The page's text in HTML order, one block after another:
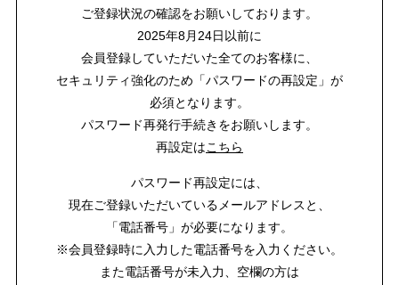
ご登録状況の確認をお願いしております。
2025年8月24日以前に
会員登録していただいた全てのお客様に、
セキュリティ強化のため「パスワードの再設定」が
必須となります。
パスワード再発行手続きをお願いします。
再設定はこちら
パスワード再設定には、
現在ご登録いただいているメールアドレスと、
「電話番号」が必要になります。
※会員登録時に入力した電話番号を入力ください。
また電話番号が未入力、空欄の方は